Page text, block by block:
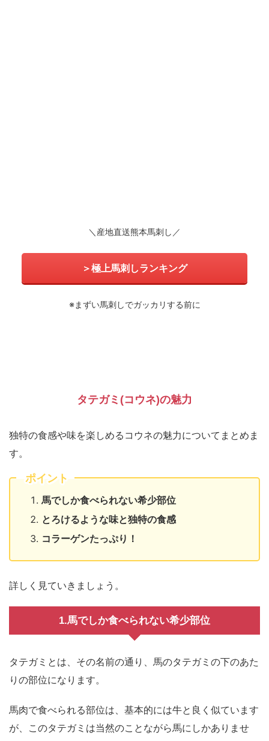
＼産地直送熊本馬刺し／
＞極上馬刺しランキング
※まずい馬刺しでガッカリする前に
タテガミ(コウネ)の魅力
独特の食感や味を楽しめるコウネの魅力についてまとめま
す。
ポイント
馬でしか食べられない希少部位
とろけるような味と独特の食感
コラーゲンたっぷり！
詳しく見ていきましょう。
1.馬でしか食べられない希少部位
タテガミとは、その名前の通り、馬のタテガミの下のあた
りの部位になります。
馬肉で食べられる部位は、基本的には牛と良く似ています
が、このタテガミは当然のことながら馬にしかありませ